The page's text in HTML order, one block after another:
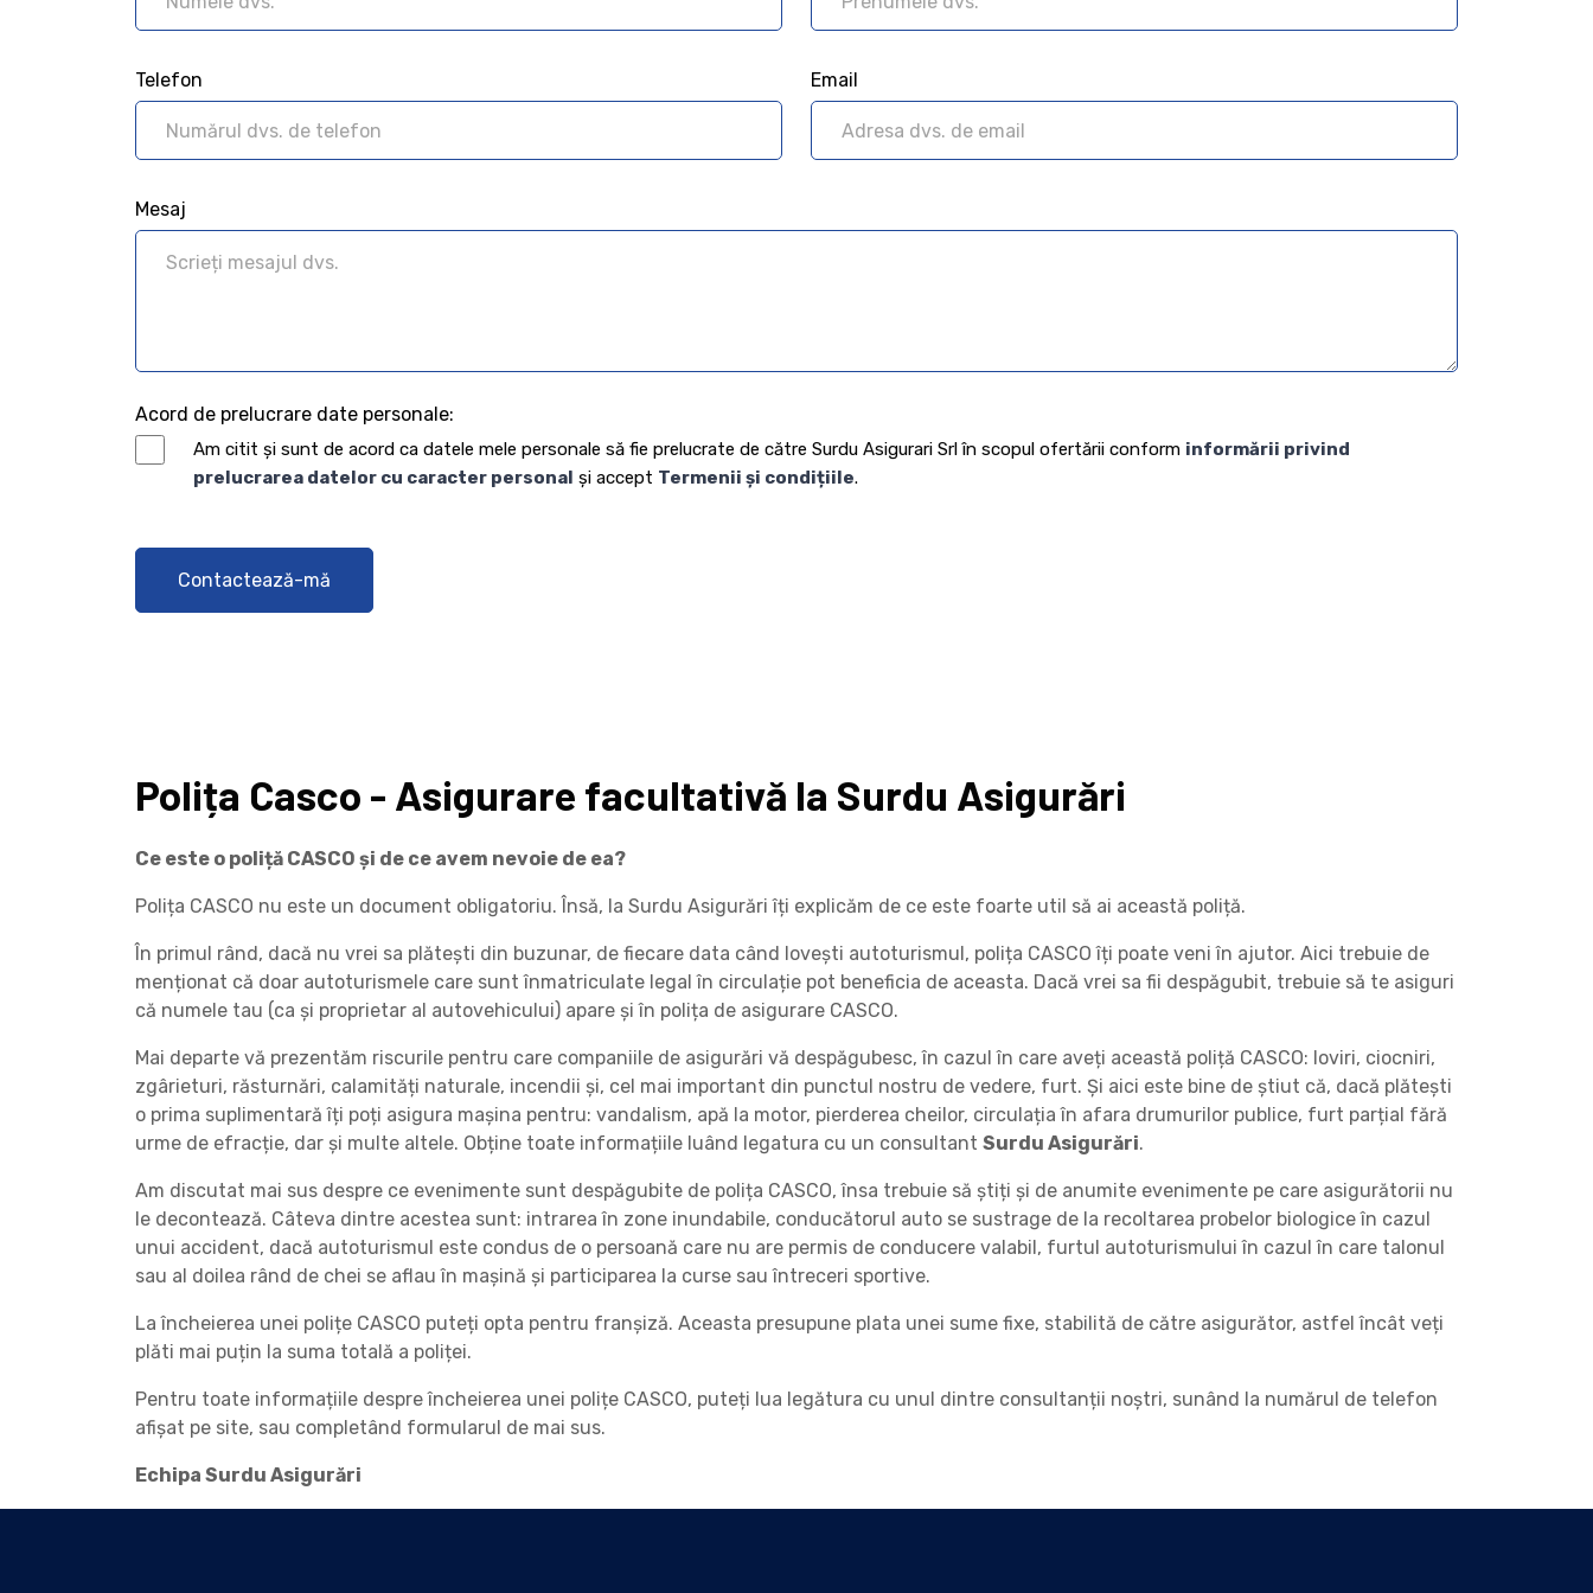
Telefon Email
Mesaj
Acord de prelucrare date personale:
Am citit și sunt de acord ca datele mele personale să fie prelucrate de către Surdu Asigurari Srl în scopul ofertării conform informării privind
prelucrarea datelor cu caracter personal și accept Termenii și condițiile.
Contactează-mă
Polița Casco - Asigurare facultativă la Surdu Asigurări
Ce este o poliță CASCO și de ce avem nevoie de ea?
Polița CASCO nu este un document obligatoriu. Însă, la Surdu Asigurări îți explicăm de ce este foarte util să ai această poliță.
În primul rând, dacă nu vrei sa plătești din buzunar, de fiecare data când lovești autoturismul, polița CASCO îți poate veni în ajutor. Aici trebuie de
menționat că doar autoturismele care sunt înmatriculate legal în circulație pot beneficia de aceasta. Dacă vrei sa fii despăgubit, trebuie să te asiguri
că numele tau (ca și proprietar al autovehicului) apare și în polița de asigurare CASCO.
Mai departe vă prezentăm riscurile pentru care companiile de asigurări vă despăgubesc, în cazul în care aveți această poliță CASCO: loviri, ciocniri,
zgârieturi, răsturnări, calamități naturale, incendii și, cel mai important din punctul nostru de vedere, furt. Și aici este bine de știut că, dacă plătești
o prima suplimentară îți poți asigura mașina pentru: vandalism, apă la motor, pierderea cheilor, circulația în afara drumurilor publice, furt parțial fără
urme de efracție, dar și multe altele. Obține toate informațiile luând legatura cu un consultant Surdu Asigurări.
Am discutat mai sus despre ce evenimente sunt despăgubite de polița CASCO, însa trebuie să știți și de anumite evenimente pe care asigurătorii nu
le decontează. Câteva dintre acestea sunt: intrarea în zone inundabile, conducătorul auto se sustrage de la recoltarea probelor biologice în cazul
unui accident, dacă autoturismul este condus de o persoană care nu are permis de conducere valabil, furtul autoturismului în cazul în care talonul
sau al doilea rând de chei se aflau în mașină și participarea la curse sau întreceri sportive.
La încheierea unei polițe CASCO puteți opta pentru franșiză. Aceasta presupune plata unei sume fixe, stabilită de către asigurător, astfel încât veți
plăti mai puțin la suma totală a poliței.
Pentru toate informațiile despre încheierea unei polițe CASCO, puteți lua legătura cu unul dintre consultanții noștri, sunând la numărul de telefon
afișat pe site, sau completând formularul de mai sus.
Echipa Surdu Asigurări
TRIMITE
prelucrare a datelor personale